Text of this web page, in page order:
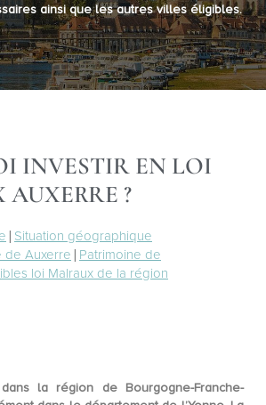
ainsi que les autres villes éligibles.
INVESTIR EN LOI
?
| Situation géographique
de Auxerre | Patrimoine de
loi Malraux de la région
la région de Bourgogne-Franche-